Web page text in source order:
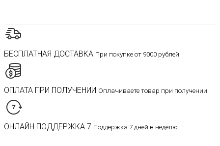
БЕСПЛАТНАЯ ДОСТАВКА При покупке от 9000 рублей
ОПЛАТА ПРИ ПОЛУЧЕНИИ Оплачиваете товар при получении
ОНЛАЙН ПОДДЕРЖКА 7 Поддержка 7 дней в неделю